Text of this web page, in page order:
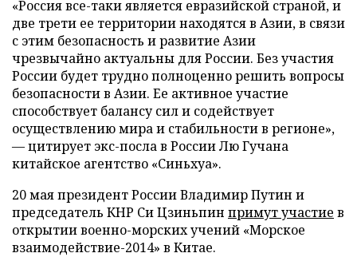
«Россия все-таки является евразийской страной, и
две трети ее территории находятся в Азии, в связи
с этим безопасность и развитие Азии
чрезвычайно актуальны для России. Без участия
России будет трудно полноценно решить вопросы
безопасности в Азии. Ее активное участие
способствует балансу сил и содействует
осуществлению мира и стабильности в регионе»,
— цитирует экс-посла в России Лю Гучана
китайское агентство «Синьхуа».
20 мая президент России Владимир Путин и
председатель КНР Си Цзиньпин примут участие в
открытии военно-морских учений «Морское
взаимодействие-2014» в Китае.